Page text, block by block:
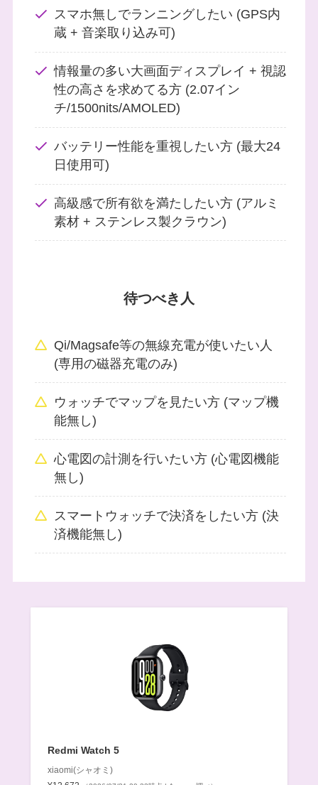
スマホ無しでランニングしたい (GPS内
蔵 + 音楽取り込み可)
情報量の多い大画面ディスプレイ + 視認
性の高さを求めてる方 (2.07イン
チ/1500nits/AMOLED)
バッテリー性能を重視したい方 (最大24
日使用可)
高級感で所有欲を満たしたい方 (アルミ
素材 + ステンレス製クラウン)
待つべき人
Qi/Magsafe等の無線充電が使いたい人
(専用の磁器充電のみ)
ウォッチでマップを見たい方 (マップ機
能無し)
心電図の計測を行いたい方 (心電図機能
無し)
スマートウォッチで決済をしたい方 (決
済機能無し)
Redmi Watch 5
xiaomi(シャオミ)